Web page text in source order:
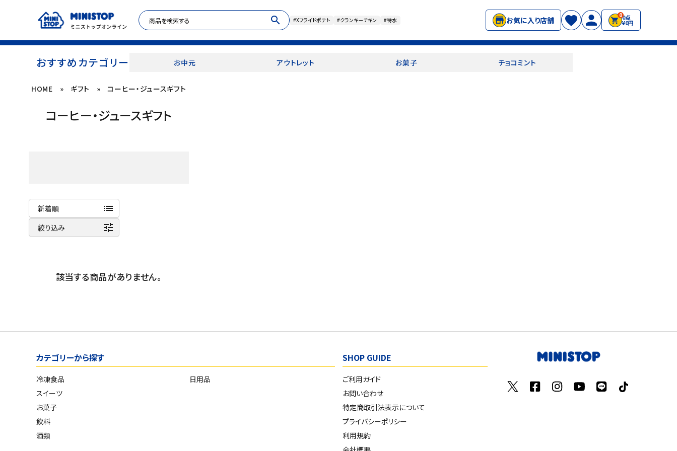
search #Xフライドポテト #クランキーチキン #特水 お気に入り店舗
00点
¥0円
おすすめカテゴリー お中元 アウトレット お菓子 チョコミント
ACCOUNT MENU
冷凍食品
スイーツ
セール
ペット用品
HOME » ギフト » コーヒー・ジュースギフト
コーヒー・ジュースギフト
新着順 list
商品名
価格が安い
絞り込み tune
該当する商品がありません。
カテゴリーから探す
冷凍食品
スイーツ
お菓子
飲料
酒類
日用品
SHOP GUIDE
ご利用ガイド
お問い合わせ
特定商取引法表示について
プライバシーポリシー
利用規約